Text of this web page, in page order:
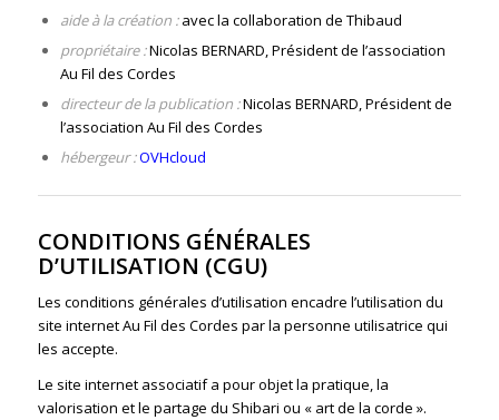
aide à la création : avec la collaboration de Thibaud
propriétaire :Nicolas BERNARD, Président de l’association
Au Fil des Cordes
directeur de la publication :Nicolas BERNARD, Président de
l’association Au Fil des Cordes
hébergeur :OVHcloud
CONDITIONS GÉNÉRALES
D’UTILISATION (CGU)
Les conditions générales d’utilisation encadre l’utilisation du
site internet Au Fil des Cordes par la personne utilisatrice qui
les accepte.
Le site internet associatif a pour objet la pratique, la
valorisation et le partage du Shibari ou « art de la corde ».